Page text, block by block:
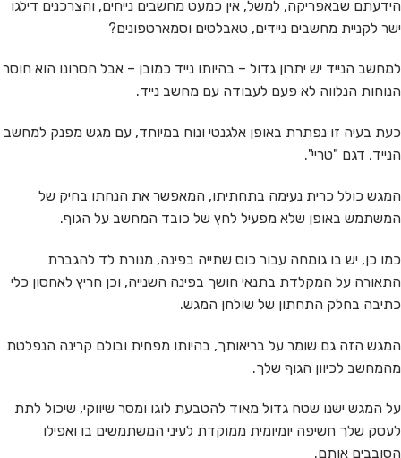
הידעתם שבאפריקה, למשל, אין כמעט מחשבים נייחים, והצרכנים דילגו
ישר לקניית מחשבים ניידים, טאבלטים וסמארטפונים?
למחשב הנייד יש יתרון גדול – בהיותו נייד כמובן – אבל חסרונו הוא חוסר
הנוחות הנלווה לא פעם לעבודה עם מחשב נייד.
כעת בעיה זו נפתרת באופן אלגנטי ונוח במיוחד, עם מגש מפנק למחשב
הנייד, דגם "טריי".
המגש כולל כרית נעימה בתחתיתו, המאפשר את הנחתו בחיק של
המשתמש באופן שלא מפעיל לחץ של כובד המחשב על הגוף.
כמו כן, יש בו גומחה עבור כוס שתייה בפינה, מנורת לד להגברת
התאורה על המקלדת בתנאי חושך בפינה השנייה, וכן חריץ לאחסון כלי
כתיבה בחלק התחתון של שולחן המגש.
המגש הזה גם שומר על בריאותך, בהיותו מפחית ובולם קרינה הנפלטת
מהמחשב לכיוון הגוף שלך.
על המגש ישנו שטח גדול מאוד להטבעת לוגו ומסר שיווקי, שיכול לתת
לעסק שלך חשיפה יומיומית ממוקדת לעיני המשתמשים בו ואפילו
הסובבים אותם.